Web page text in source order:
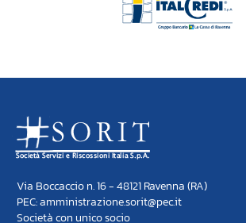
Via Boccaccio n. 16 - 48121 Ravenna (RA)
PEC: amministrazione.sorit@pec.it
Società con unico socio